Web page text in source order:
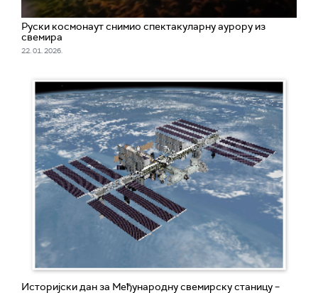
Руски космонаут снимио спектакуларну аурору из
свемира
22. 01. 2026.
Историјски дан за Међународну свемирску станицу –